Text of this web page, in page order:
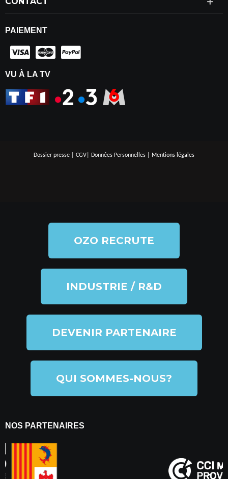
PAIEMENT
VU À LA TV
Dossier presse CGV Données Personnelles Mentions légales
OZO RECRUTE
INDUSTRIE / R&D
DEVENIR PARTENAIRE
QUI SOMMES-NOUS?
NOS PARTENAIRES